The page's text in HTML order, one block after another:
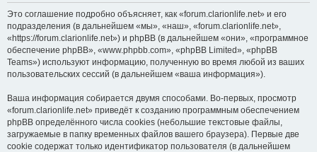
Это соглашение подробно объясняет, как «forum.clarionlife.net» и его
подразделения (в дальнейшем «мы», «наш», «forum.clarionlife.net»,
«https://forum.clarionlife.net») и phpBB (в дальнейшем «они», «программное
обеспечение phpBB», «www.phpbb.com», «phpBB Limited», «phpBB
Teams») используют информацию, полученную во время любой из ваших
пользовательских сессий (в дальнейшем «ваша информация»).
Ваша информация собирается двумя способами. Во-первых, просмотр
«forum.clarionlife.net» приведёт к созданию программным обеспечением
phpBB определённого числа cookies (небольшие текстовые файлы,
загружаемые в папку временных файлов вашего браузера). Первые две
cookie содержат только идентификатор пользователя (в дальнейшем